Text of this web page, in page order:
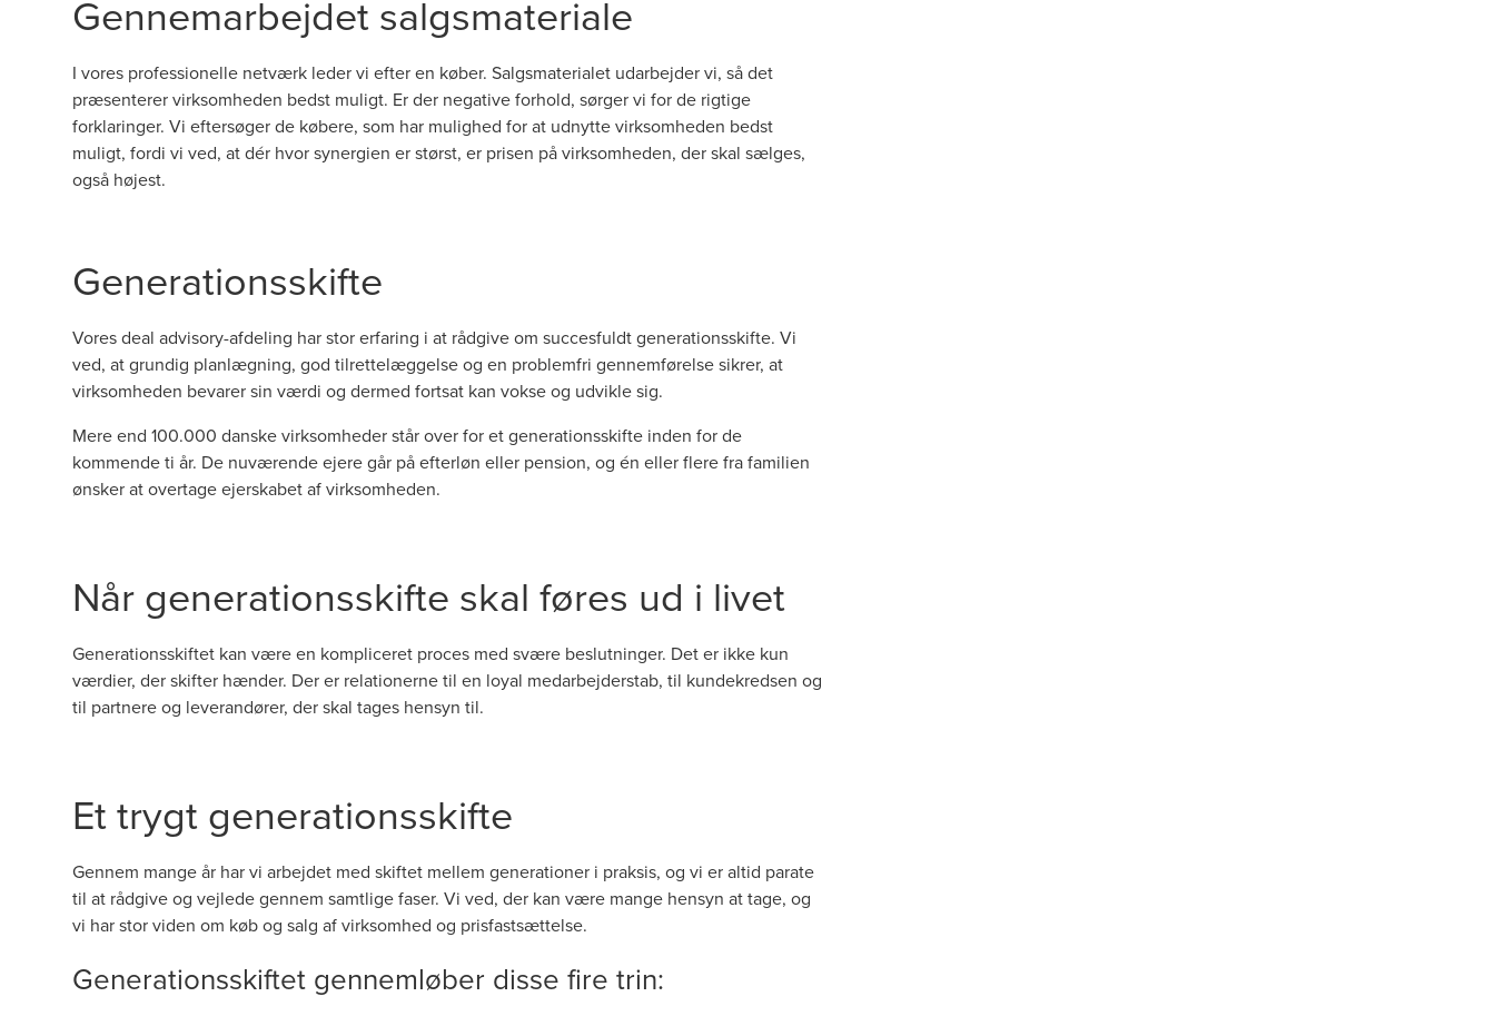
Gennemarbejdet salgsmateriale
I vores professionelle netværk leder vi efter en køber. Salgsmaterialet udarbejder vi, så det
præsenterer virksomheden bedst muligt. Er der negative forhold, sørger vi for de rigtige
forklaringer. Vi eftersøger de købere, som har mulighed for at udnytte virksomheden bedst
muligt, fordi vi ved, at dér hvor synergien er størst, er prisen på virksomheden, der skal sælges,
også højest.
Generationsskifte
Vores deal advisory-afdeling har stor erfaring i at rådgive om succesfuldt generationsskifte. Vi
ved, at grundig planlægning, god tilrettelæggelse og en problemfri gennemførelse sikrer, at
virksomheden bevarer sin værdi og dermed fortsat kan vokse og udvikle sig.
Mere end 100.000 danske virksomheder står over for et generationsskifte inden for de
kommende ti år. De nuværende ejere går på efterløn eller pension, og én eller flere fra familien
ønsker at overtage ejerskabet af virksomheden.
Når generationsskifte skal føres ud i livet
Generationsskiftet kan være en kompliceret proces med svære beslutninger. Det er ikke kun
værdier, der skifter hænder. Der er relationerne til en loyal medarbejderstab, til kundekredsen og
til partnere og leverandører, der skal tages hensyn til.
Et trygt generationsskifte
Gennem mange år har vi arbejdet med skiftet mellem generationer i praksis, og vi er altid parate
til at rådgive og vejlede gennem samtlige faser. Vi ved, der kan være mange hensyn at tage, og
vi har stor viden om køb og salg af virksomhed og prisfastsættelse.
Generationsskiftet gennemløber disse fire trin: